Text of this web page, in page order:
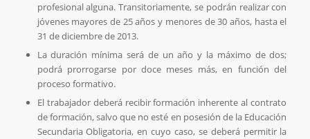
profesional alguna. Transitoriamente, se podrán realizar con
jóvenes mayores de 25 años y menores de 30 años, hasta el
31 de diciembre de 2013.
La duración mínima será de un año y la máximo de dos;
podrá prorrogarse por doce meses más, en función del
proceso formativo.
El trabajador deberá recibir formación inherente al contrato
de formación, salvo que no esté en posesión de la Educación
Secundaria Obligatoria, en cuyo caso, se deberá permitir la